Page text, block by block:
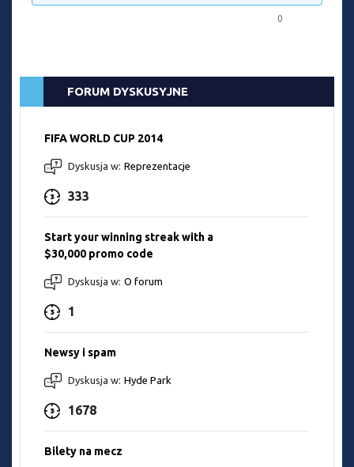
0
FORUM DYSKUSYJNE
FIFA WORLD CUP 2014
Dyskusja w: Reprezentacje
333
Start your winning streak with a
$30,000 promo code
Dyskusja w: O forum
1
Newsy i spam
Dyskusja w: Hyde Park
1678
Bilety na mecz